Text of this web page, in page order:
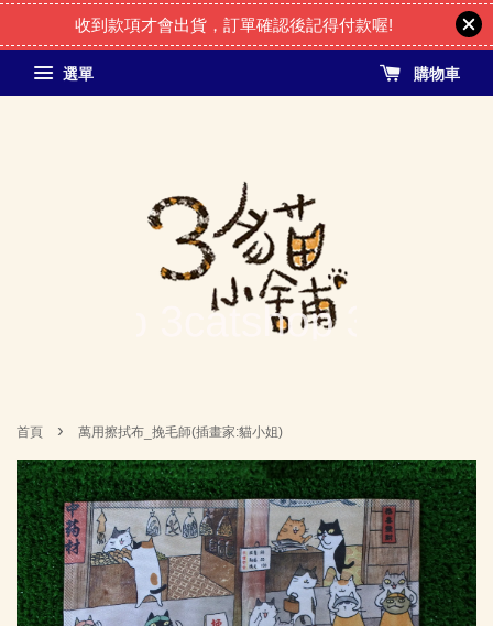
收到款項才會出貨，訂單確認後記得付款喔!
選單 購物車
首頁 › 萬用擦拭布_挽毛師(插畫家:貓小姐)